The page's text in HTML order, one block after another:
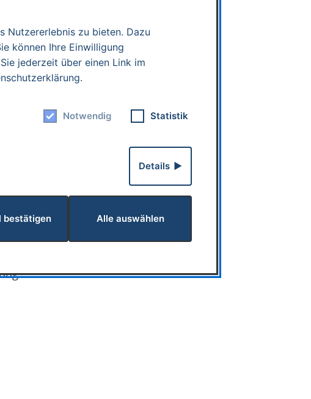
Nutzererlebnis zu bieten. Dazu
können Ihre Einwilligung
jederzeit über einen Link im
Notwendig Statistik
Details
bestätigen Alle auswählen